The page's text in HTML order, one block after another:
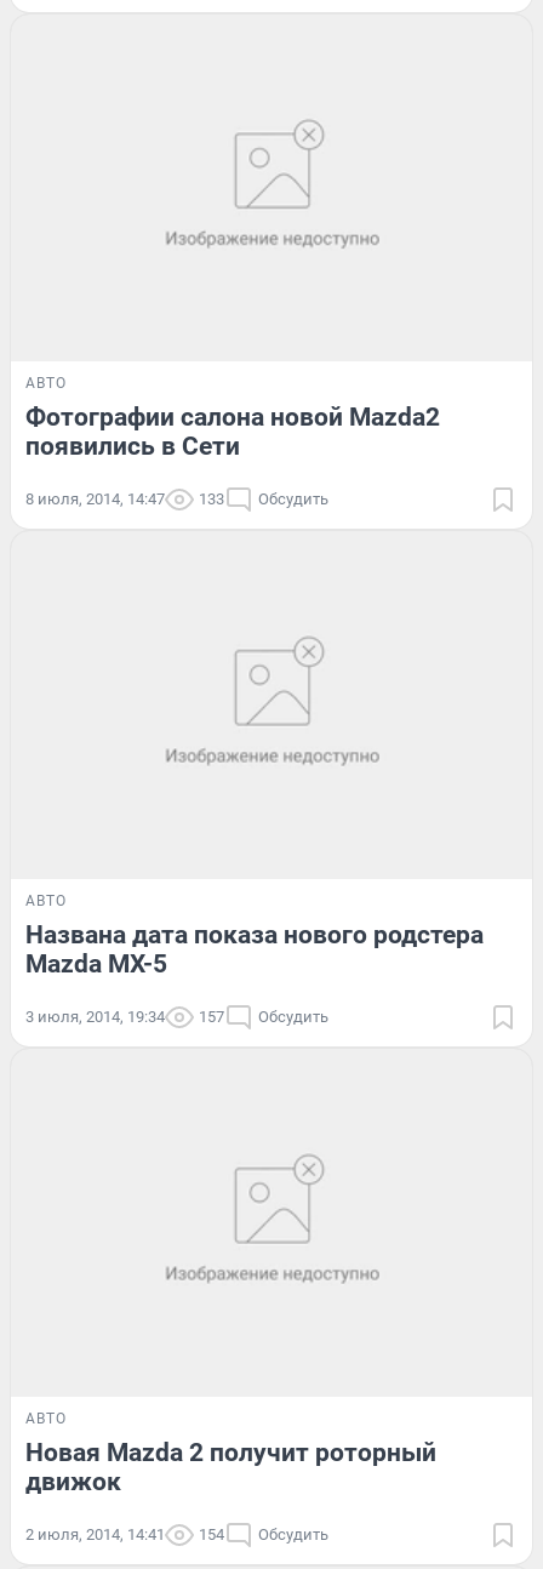
АВТО
Фотографии салона новой Mazda2
появились в Сети
8 июля, 2014, 14:47 133 Обсудить
АВТО
Названа дата показа нового родстера
Mazda MX-5
3 июля, 2014, 19:34 157 Обсудить
АВТО
Новая Mazda 2 получит роторный
движок
2 июля, 2014, 14:41 154 Обсудить